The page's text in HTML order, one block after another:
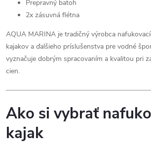
Prepravný batoh
2x zásuvná flétna
AQUA MARINA je tradičný výrobca
kajakov a ďalšieho príslušenstva pre vodné
vyznačuje dobrým spracovaním a kvalitou pri
cien.
Ako si vybrať
kajak